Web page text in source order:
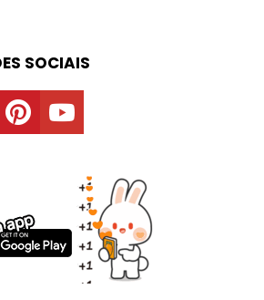
SOCIAIS
pinterestyoutube